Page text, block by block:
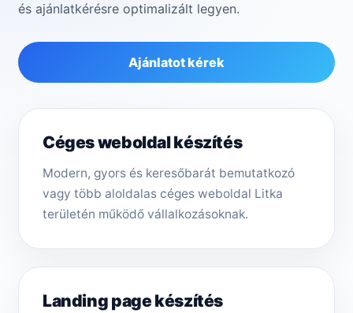
és ajánlatkérésre optimalizált legyen.
Ajánlatot kérek
Céges weboldal készítés
Modern, gyors és keresőbarát bemutatkozó
vagy több aloldalas céges weboldal Litka
területén működő vállalkozásoknak.
Landing page készítés